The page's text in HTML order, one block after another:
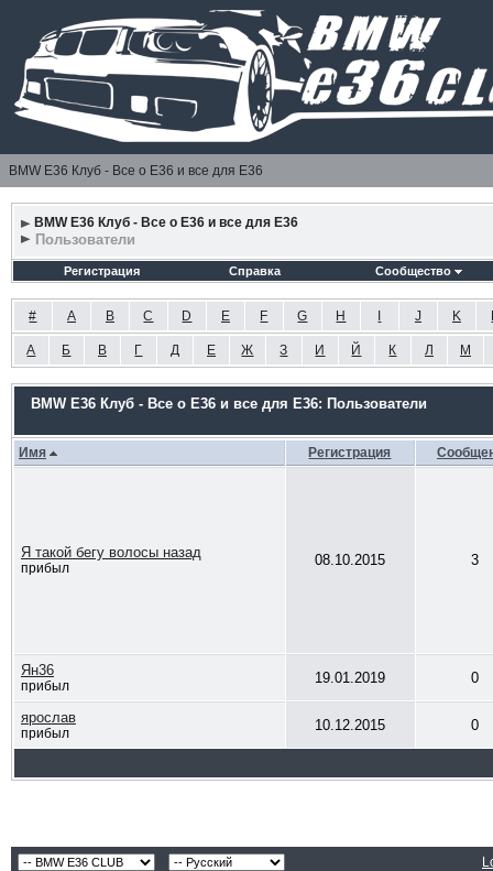
BMW E36 Клуб - Все о Е36 и все для Е36
BMW E36 Клуб - Все о Е36 и все для Е36
Пользователи
Регистрация Справка Сообщество
# A B C D E F G H J K
А Б В Г Д Е Ж З И Й К Л М
BMW E36 Клуб - Все о Е36 и все для Е36: Пользователи
Имя Регистрация
Я такой бегу волосы назад
прибыл 08.10.2015 3
Ян36
прибыл 19.01.2019 0
ярослав
прибыл 10.12.2015 0